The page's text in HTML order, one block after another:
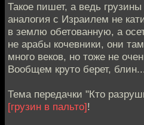
Такое пишет, а ведь
аналогия с Израилем не
в землю обетованную, а
не арабы кочевники, они
много веков, но тоже не
Вообщем круто берет,
Тема передачки "Кто
[грузин в пальто]!